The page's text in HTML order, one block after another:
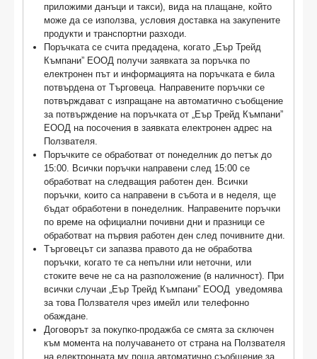
приложими данъци и такси), вида на плащане, който
може да се използва, условия доставка на закупените
продукти и транспортни разходи.
Поръчката се счита предадена, когато „Еър Трейд
Къмпани” ЕООД получи заявката за поръчка по
електронен път и информацията на поръчката е била
потвърдена от Търговеца. Направените поръчки се
потвърждават с изпращане на автоматично съобщение
за потвърждение на поръчката от „Еър Трейд Къмпани”
ЕООД на посочения в заявката електронен адрес на
Ползвателя.
Поръчките се обработват от понеделник до петък до
15:00. Всички поръчки направени след 15:00 се
обработват на следващия работен ден. Всички
поръчки, които са направени в събота и в неделя, ще
бъдат обработени в понеделник. Направените поръчки
по време на официални почивни дни и празници се
обработват на първия работен ден след почивните дни.
Търговецът си запазва правото да не обработва
поръчки, когато те са непълни или неточни, или
стоките вече не са на разположение (в наличност). При
всички случаи „Еър Трейд Къмпани” ЕООД уведомява
за това Ползвателя чрез имейл или телефонно
обаждане.
Договорът за покупко-продажба се смята за сключен
към момента на получаването от страна на Ползвателя
на електронната му поща автоматично съобщение за